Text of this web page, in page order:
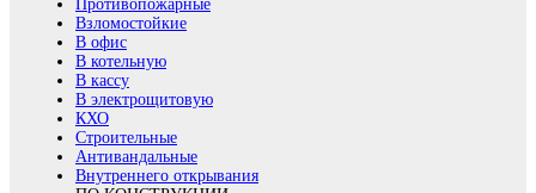
Противопожарные
Взломостойкие
В офис
В котельную
В кассу
В электрощитовую
КХО
Строительные
Антивандальные
Внутреннего открывания